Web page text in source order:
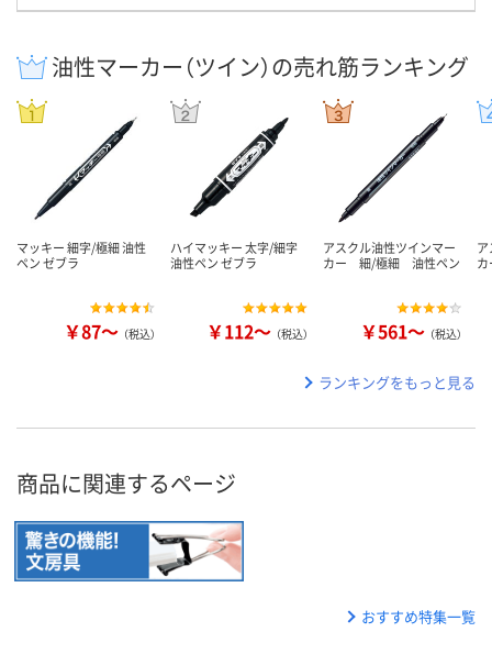
油性マーカー（ツイン）の売れ筋ランキング
マッキー 細字/極細 油性
ペン ゼブラ
￥87～ （税込）
ハイマッキー 太字/細字
油性ペン ゼブラ
￥112～ （税込）
アスクル油性ツインマー
カー 細/極細 油性ペン
￥561～ （税込）
ランキングをもっと見る
商品に関連するページ
おすすめ特集一覧